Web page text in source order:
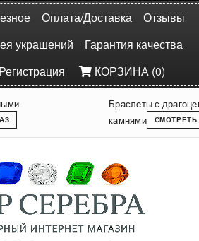
Оплата/Доставка
Отзывы
украшений
Гарантия качества
Регистрация КОРЗИНА (0)
Браслеты с
камнями
СМОТРЕТЬ